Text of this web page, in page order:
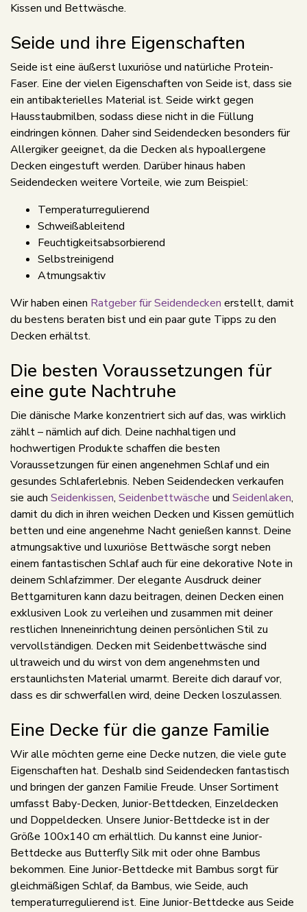
Kissen und Bettwäsche.
Seide und ihre Eigenschaften
Seide ist eine äußerst luxuriöse und natürliche Protein-
Faser. Eine der vielen Eigenschaften von Seide ist, dass sie
ein antibakterielles Material ist. Seide wirkt gegen
Hausstaubmilben, sodass diese nicht in die Füllung
eindringen können. Daher sind Seidendecken besonders für
Allergiker geeignet, da die Decken als hypoallergene
Decken eingestuft werden. Darüber hinaus haben
Seidendecken weitere Vorteile, wie zum Beispiel:
Temperaturregulierend
Schweißableitend
Feuchtigkeitsabsorbierend
Selbstreinigend
Atmungsaktiv
Wir haben einen Ratgeber für Seidendecken erstellt, damit
du bestens beraten bist und ein paar gute Tipps zu den
Decken erhältst.
Die besten Voraussetzungen für
eine gute Nachtruhe
Die dänische Marke konzentriert sich auf das, was wirklich
zählt – nämlich auf dich. Deine nachhaltigen und
hochwertigen Produkte schaffen die besten
Voraussetzungen für einen angenehmen Schlaf und ein
gesundes Schlaferlebnis. Neben Seidendecken verkaufen
sie auch Seidenkissen, Seidenbettwäsche und Seidenlaken,
damit du dich in ihren weichen Decken und Kissen gemütlich
betten und eine angenehme Nacht genießen kannst. Deine
atmungsaktive und luxuriöse Bettwäsche sorgt neben
einem fantastischen Schlaf auch für eine dekorative Note in
deinem Schlafzimmer. Der elegante Ausdruck deiner
Bettgarnituren kann dazu beitragen, deinen Decken einen
exklusiven Look zu verleihen und zusammen mit deiner
restlichen Inneneinrichtung deinen persönlichen Stil zu
vervollständigen. Decken mit Seidenbettwäsche sind
ultraweich und du wirst von dem angenehmsten und
erstaunlichsten Material umarmt. Bereite dich darauf vor,
dass es dir schwerfallen wird, deine Decken loszulassen.
Eine Decke für die ganze Familie
Wir alle möchten gerne eine Decke nutzen, die viele gute
Eigenschaften hat. Deshalb sind Seidendecken fantastisch
und bringen der ganzen Familie Freude. Unser Sortiment
umfasst Baby-Decken, Junior-Bettdecken, Einzeldecken
und Doppeldecken. Unsere Junior-Bettdecke ist in der
Größe 100x140 cm erhältlich. Du kannst eine Junior-
Bettdecke aus Butterfly Silk mit oder ohne Bambus
bekommen. Eine Junior-Bettdecke mit Bambus sorgt für
gleichmäßigen Schlaf, da Bambus, wie Seide, auch
temperaturregulierend ist. Eine Junior-Bettdecke aus Seide